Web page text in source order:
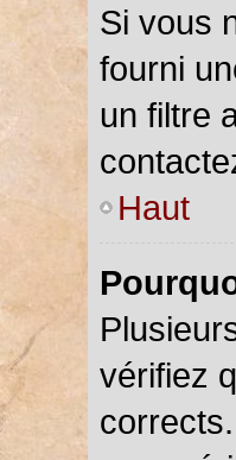
Si vous
fourni
un filtre
Haut
vérifiez